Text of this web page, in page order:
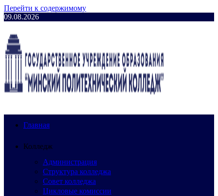
Перейти к содержимому
09.08.2026
Главная
Колледж
Администрация
Структура колледжа
Совет колледжа
Цикловые комиссии